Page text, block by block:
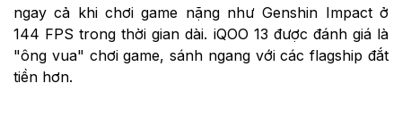
ngay cả khi chơi game nặng như Genshin Impact ở
144 FPS trong thời gian dài. iQOO 13 được đánh giá là
"ông vua" chơi game, sánh ngang với các flagship đắt
tiền hơn.